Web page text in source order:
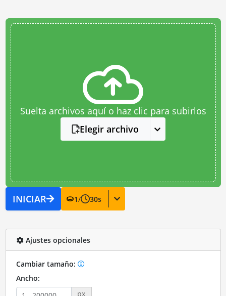
Suelta archivos aquí o haz clic para subirlos
Elegir archivo
INICIAR 1/ 30s
Ajustes opcionales
Cambiar tamaño:
Ancho:
px